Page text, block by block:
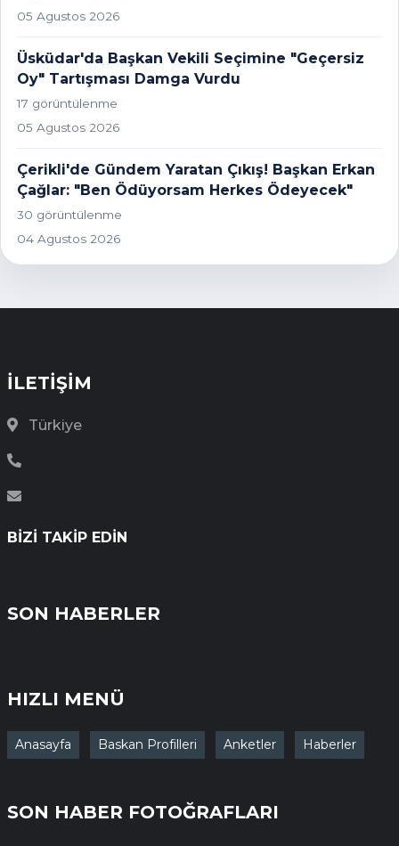
05 Agustos 2026
Üsküdar'da Başkan Vekili Seçimine "Geçersiz
Oy" Tartışması Damga Vurdu
17 görüntülenme
05 Agustos 2026
Çerikli'de Gündem Yaratan Çıkış! Başkan Erkan
Çağlar: "Ben Ödüyorsam Herkes Ödeyecek"
30 görüntülenme
04 Agustos 2026
İLETİŞİM
Türkiye
BIZI TAKIP EDIN
SON HABERLER
HIZLI MENÜ
Anasayfa Baskan Profilleri Anketler Haberler
SON HABER FOTOĞRAFLARI